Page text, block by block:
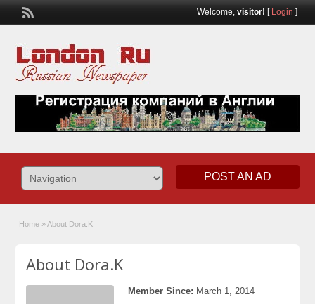
Welcome, visitor! [ Login ]
POST AN AD
Home » About Dora.K
About Dora.K
Member Since: March 1, 2014